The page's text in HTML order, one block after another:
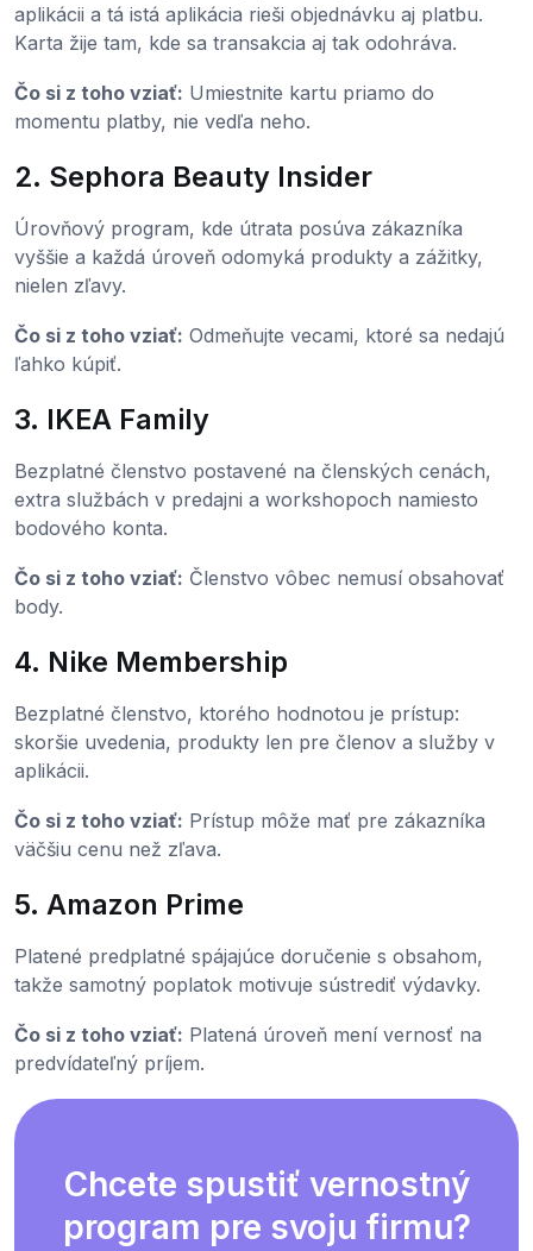
aplikácii a tá istá aplikácia rieši objednávku aj platbu.
Karta žije tam, kde sa transakcia aj tak odohráva.
Čo si z toho vziať: Umiestnite kartu priamo do
momentu platby, nie vedľa neho.
2. Sephora Beauty Insider
Úrovňový program, kde útrata posúva zákazníka
vyššie a každá úroveň odomyká produkty a zážitky,
nielen zľavy.
Čo si z toho vziať: Odmeňujte vecami, ktoré sa nedajú
ľahko kúpiť.
3. IKEA Family
Bezplatné členstvo postavené na členských cenách,
extra službách v predajni a workshopoch namiesto
bodového konta.
Čo si z toho vziať: Členstvo vôbec nemusí obsahovať
body.
4. Nike Membership
Bezplatné členstvo, ktorého hodnotou je prístup:
skoršie uvedenia, produkty len pre členov a služby v
aplikácii.
Čo si z toho vziať: Prístup môže mať pre zákazníka
väčšiu cenu než zľava.
5. Amazon Prime
Platené predplatné spájajúce doručenie s obsahom,
takže samotný poplatok motivuje sústrediť výdavky.
Čo si z toho vziať: Platená úroveň mení vernosť na
predvídateľný príjem.
Chcete spustiť vernostný
program pre svoju firmu?